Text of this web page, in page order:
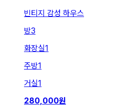
빈티지 감성 하우스
방3
화장실1
주방1
거실1
280,000원